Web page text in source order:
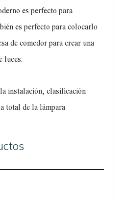
es perfecto para
es perfecto para colocarlo
de comedor para crear una
luces.
instalación, clasificación
total de la lámpara